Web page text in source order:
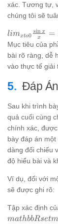
xác. Tương tự,
chúng tôi sẽ
lim_{xto
0}
\frac{\sin
x}{x} = 1
limxto0 x
sin x =
Mục tiêu của
bài rõ ràng, dễ
vào thực tế giải
Đáp
Sau khi trình
quả cuối cùng
chính xác,
bày đáp án
dàng đối chiếu
độ hiểu bài và
Ví dụ, đối với
sẽ được ghi rõ:
Tập xác định
mathbbRset